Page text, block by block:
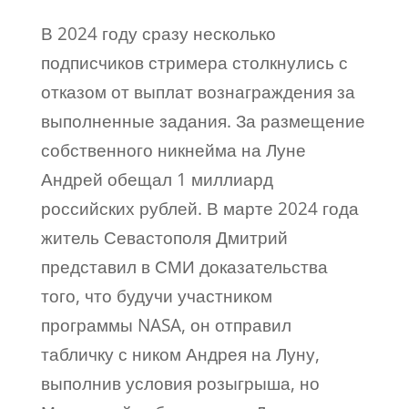
В 2024 году сразу несколько
подписчиков стримера столкнулись с
отказом от выплат вознаграждения за
выполненные задания. За размещение
собственного никнейма на Луне
Андрей обещал 1 миллиард
российских рублей. В марте 2024 года
житель Севастополя Дмитрий
представил в СМИ доказательства
того, что будучи участником
программы NASA, он отправил
табличку с ником Андрея на Луну,
выполнив условия розыгрыша, но